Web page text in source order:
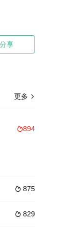
分享
更多 
894
 875
 829